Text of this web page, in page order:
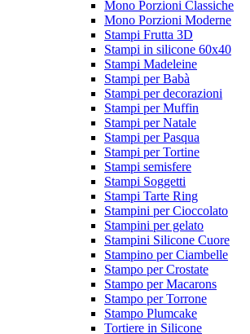
Mono Porzioni Classiche
Mono Porzioni Moderne
Stampi Frutta 3D
Stampi in silicone 60x40
Stampi Madeleine
Stampi per Babà
Stampi per decorazioni
Stampi per Muffin
Stampi per Natale
Stampi per Pasqua
Stampi per Tortine
Stampi semisfere
Stampi Soggetti
Stampi Tarte Ring
Stampini per Cioccolato
Stampini per gelato
Stampini Silicone Cuore
Stampino per Ciambelle
Stampo per Crostate
Stampo per Macarons
Stampo per Torrone
Stampo Plumcake
Tortiere in Silicone